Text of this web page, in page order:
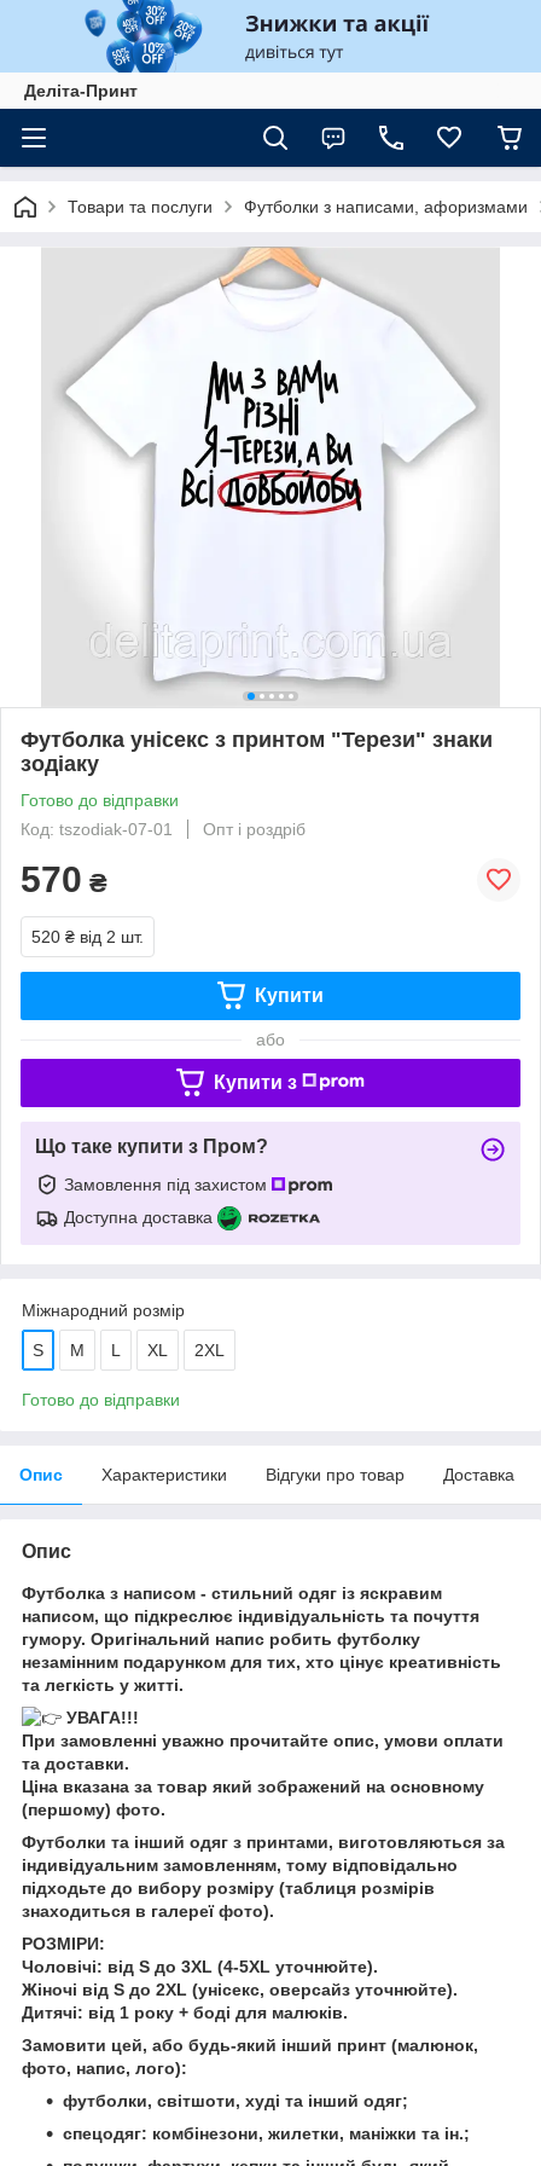
Деліта-Принт
Товари та послуги Футболки з написами, афоризмами
Футболка унісекс з принтом "Терези" знаки
зодіаку
Готово до відправки
Код: tszodiak-07-01
Опт і роздріб
570 ₴
520 ₴ від 2 шт.
Купити
або
Купити з
Що таке купити з Пром?
Замовлення під захистом
Доступна доставка
Міжнародний розмір
S M L XL 2XL
Готово до відправки
Опис Характеристики Відгуки про товар Доставка
Опис
Футболка з написом - стильний одяг із яскравим
написом, що підкреслює індивідуальність та почуття
гумору. Оригінальний напис робить футболку
незамінним подарунком для тих, хто цінує креативність
та легкість у житті.
УВАГА!!!
При замовленні уважно прочитайте опис, умови оплати
та доставки.
Ціна вказана за товар який зображений на основному
(першому) фото.
Футболки та інший одяг з принтами, виготовляються за
індивідуальним замовленням, тому відповідально
підходьте до вибору розміру (таблиця розмірів
знаходиться в галереї фото).
РОЗМІРИ:
Чоловічі: від S до 3XL (4-5XL уточнюйте).
Жіночі від S до 2XL (унісекс, оверсайз уточнюйте).
Дитячі: від 1 року + боді для малюків.
Замовити цей, або будь-який інший принт (малюнок,
фото, напис, лого):
футболки, світшоти, худі та інший одяг;
спецодяг: комбінезони, жилетки, маніжки та ін.;